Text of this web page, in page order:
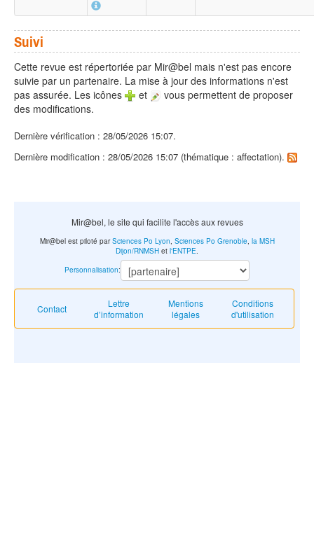
Suivi
Cette revue est répertoriée par Mir@bel mais n'est pas encore
suivie par un partenaire. La mise à jour des informations n'est
pas assurée. Les icônes
et
vous permettent de proposer
des modifications.
Dernière vérification : 28/05/2026 15:07.
Dernière modification : 28/05/2026 15:07 (thématique : affectation).
Mir@bel, le site qui facilite l'accès aux revues
Contact
Lettre
d’information
Mentions
légales
Conditions
d'utilisation
Mir@bel est piloté parSciences Po Lyon, Sciences Po Grenoble, la MSH
Dijon/RNMSH et l'ENTPE.
Personnalisation: